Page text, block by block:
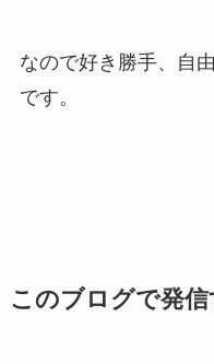
なので好き勝手、自
です。
このブログで発